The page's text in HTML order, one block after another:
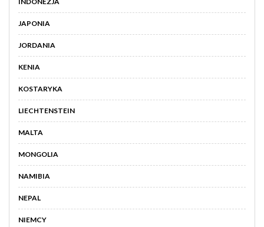
JAPONIA
JORDANIA
KENIA
KOSTARYKA
LIECHTENSTEIN
MALTA
MONGOLIA
NAMIBIA
NEPAL
NIEMCY